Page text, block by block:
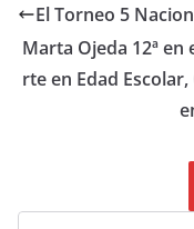
El Torneo 5
Marta Ojeda 12ª
rte en Edad